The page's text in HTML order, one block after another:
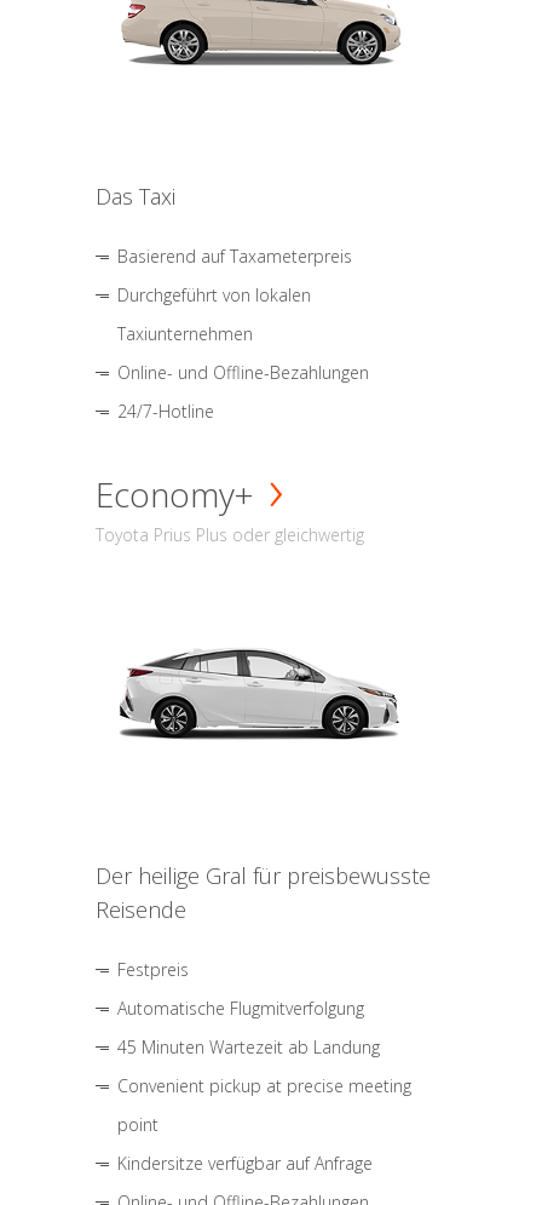
Das Taxi
Basierend auf Taxameterpreis
Durchgeführt von lokalen
Taxiunternehmen
Online- und Offline-Bezahlungen
24/7-Hotline
Economy+
Toyota Prius Plus oder gleichwertig
Der heilige Gral für preisbewusste
Reisende
Festpreis
Automatische Flugmitverfolgung
45 Minuten Wartezeit ab Landung
Convenient pickup at precise meeting
point
Kindersitze verfügbar auf Anfrage